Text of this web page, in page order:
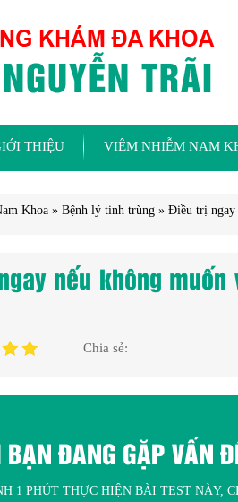
THIỆU VIÊM NHIỄM NAM
Khoa » Bệnh lý tinh trùng » Điều trị ngay
nếu không
Chia sẻ:
ĐANG GẶP VẤN
1 PHÚT THỰC HIỆN BÀI TEST NÀY,